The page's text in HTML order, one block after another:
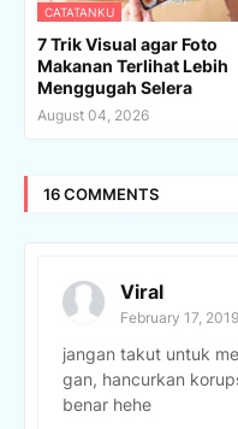
CATATANKU
7 Trik Visual agar Foto
Makanan Terlihat Lebih
Menggugah Selera
August 04, 2026
16 COMMENTS
Viral
February 17,
jangan takut untuk
gan, hancurkan
benar hehe